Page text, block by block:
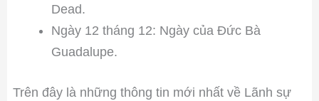
Dead.
Ngày 12 tháng 12: Ngày của Đức Bà
Guadalupe.
Trên đây là những thông tin mới nhất về Lãnh sự